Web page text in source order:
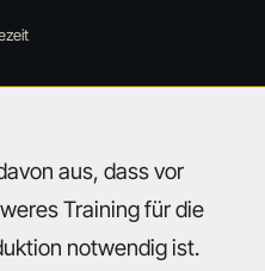
aus, dass vor
Training für die
notwendig ist.